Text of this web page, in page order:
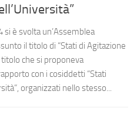
si è svolta un’Assemblea
il titolo di “Stati di Agitazione
titolo che si proponeva
con i cosiddetti “Stati
organizzati nello stesso...